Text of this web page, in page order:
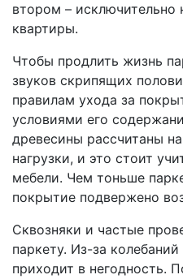
втором –
квартиры.
Чтобы продлить жизнь
звуков скрипящих
правилам ухода за
условиями его
древесины рассчитаны
нагрузки, и это стоит
мебели. Чем тоньше
покрытие подвержено
Сквозняки и частые
паркету. Из-за
приходит в негодность.